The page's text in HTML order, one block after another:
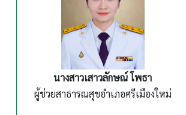
นางสาวเสาวลักษณ์ โพธา
ผู้ช่วยสาธารณสุขอำเภอศรีเมืองใหม่